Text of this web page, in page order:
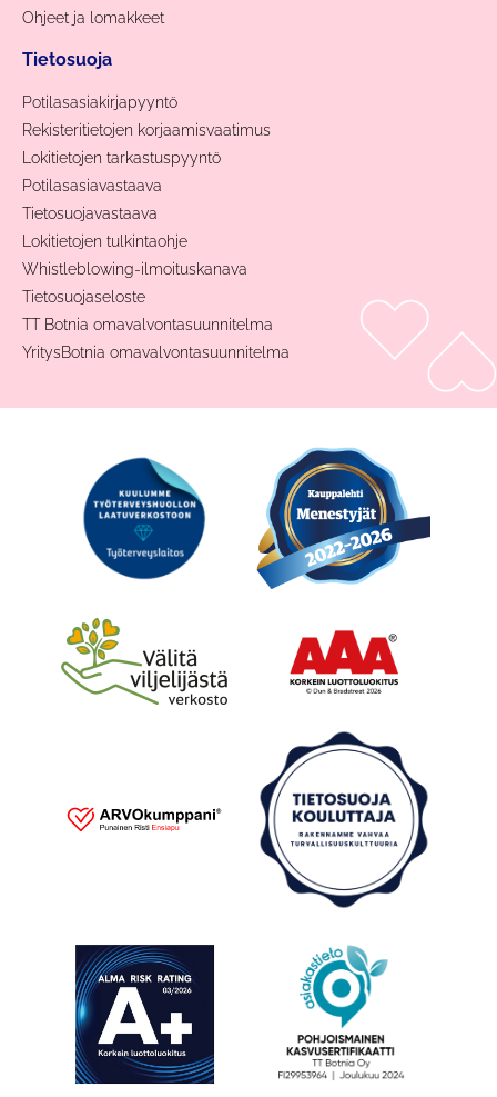
Ohjeet ja lomakkeet
Tietosuoja
Potilasasiakirjapyyntö
Rekisteritietojen korjaamisvaatimus
Lokitietojen tarkastuspyyntö
Potilasasiavastaava
Tietosuojavastaava
Lokitietojen tulkintaohje
Whistleblowing-ilmoituskanava
Tietosuojaseloste
TT Botnia omavalvontasuunnitelma
YritysBotnia omavalvontasuunnitelma